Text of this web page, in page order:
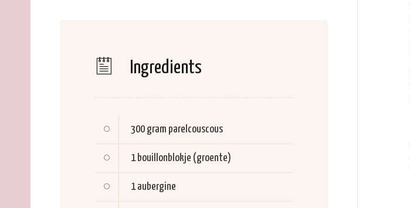
Ingredients
300 gram parelcouscous
1 bouillonblokje (groente)
1 aubergine